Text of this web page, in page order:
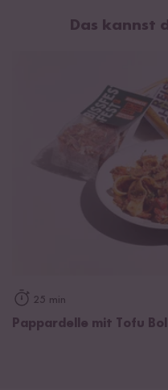
Das kannst
25 min
Pappardelle mit Tofu